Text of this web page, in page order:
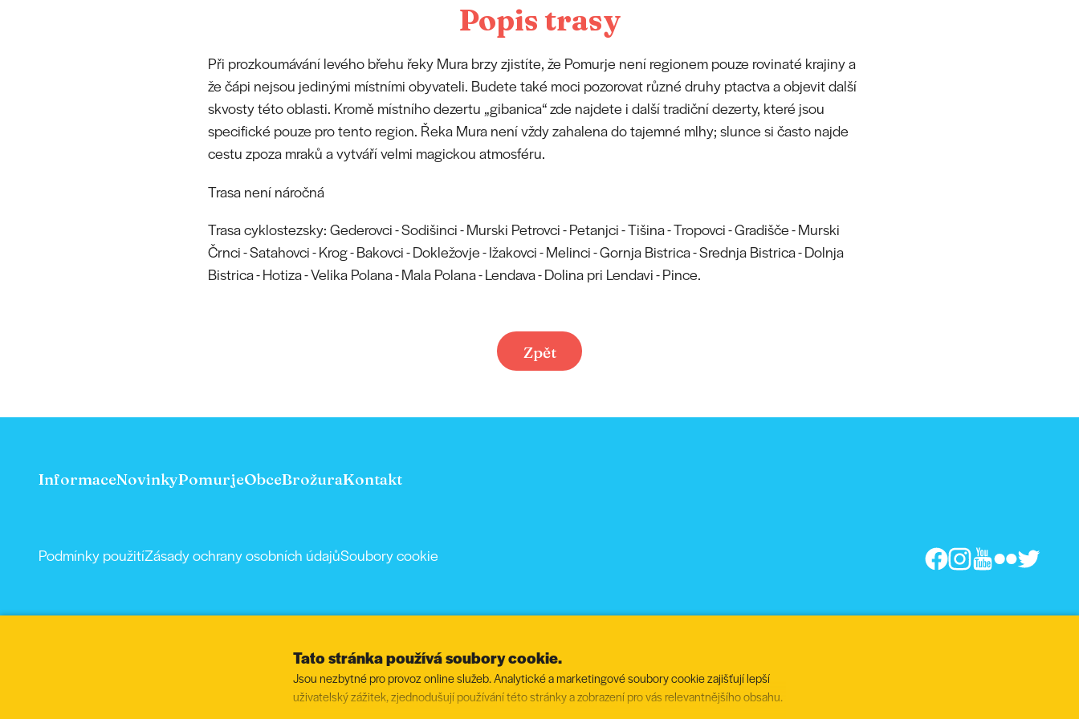
Popis trasy
Při prozkoumávání levého břehu řeky Mura brzy zjistíte, že Pomurje není regionem pouze rovinaté krajiny a
že čápi nejsou jedinými místními obyvateli. Budete také moci pozorovat různé druhy ptactva a objevit další
skvosty této oblasti. Kromě místního dezertu „gibanica“ zde najdete i další tradiční dezerty, které jsou
specifické pouze pro tento region. Řeka Mura není vždy zahalena do tajemné mlhy; slunce si často najde
cestu zpoza mraků a vytváří velmi magickou atmosféru.
Trasa není náročná
Trasa cyklostezsky: Gederovci - Sodišinci - Murski Petrovci - Petanjci - Tišina - Tropovci - Gradišče - Murski
Črnci - Satahovci - Krog - Bakovci - Dokležovje - Ižakovci - Melinci - Gornja Bistrica - Srednja Bistrica - Dolnja
Bistrica - Hotiza - Velika Polana - Mala Polana - Lendava - Dolina pri Lendavi - Pince.
Zpět
InformaceNovinkyPomurjeObceBrožuraKontakt
Podmínky použitíZásady ochrany osobních údajůSoubory cookie
Tato stránka používá soubory cookie.
Jsou nezbytné pro provoz online služeb. Analytické a marketingové soubory cookie zajišťují lepší
uživatelský zážitek, zjednodušují používání této stránky a zobrazení pro vás relevantnějšího obsahu.